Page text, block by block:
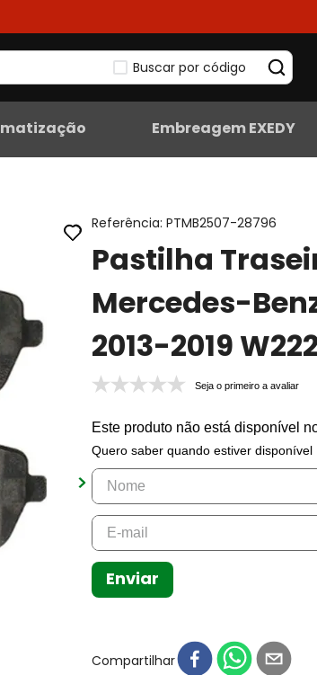
Buscar por código
Embreagem EXEDY
Referência:PTMB2507-28796
Pastilha
Mercedes-
2013-2019 W222
Seja o primeiro a avaliar
Este produto não está disponível
Quero saber quando estiver disponível
Enviar
Compartilhar